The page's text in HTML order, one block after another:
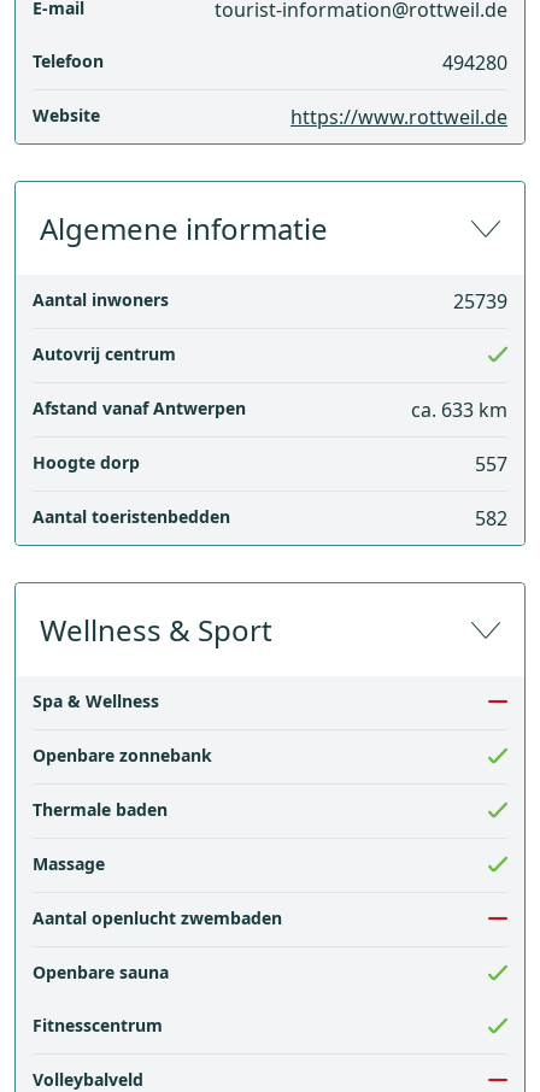
E-mail tourist-information@rottweil.de
Telefoon 494280
Website https://www.rottweil.de
Algemene informatie
Aantal inwoners 25739
Autovrij centrum
Afstand vanaf Antwerpen ca. 633 km
Hoogte dorp 557
Aantal toeristenbedden 582
Wellness & Sport
Spa & Wellness
Openbare zonnebank
Thermale baden
Massage
Aantal openlucht zwembaden
Openbare sauna
Fitnesscentrum
Volleybalveld